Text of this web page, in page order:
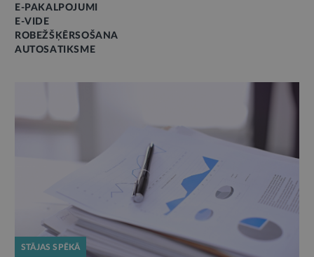
E-PAKALPOJUMI
E-VIDE
ROBEŽŠĶĒRSOŠANA
AUTOSATIKSME
STĀJAS SPĒKĀ